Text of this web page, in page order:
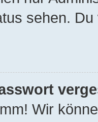
sehen.
Wir